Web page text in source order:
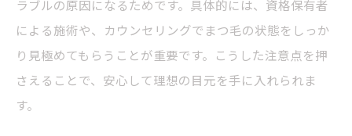
ラブルの原因になるためです。具体的には、資格保有者
による施術や、カウンセリングでまつ毛の状態をしっか
り見極めてもらうことが重要です。こうした注意点を押
さえることで、安心して理想の目元を手に入れられま
す。